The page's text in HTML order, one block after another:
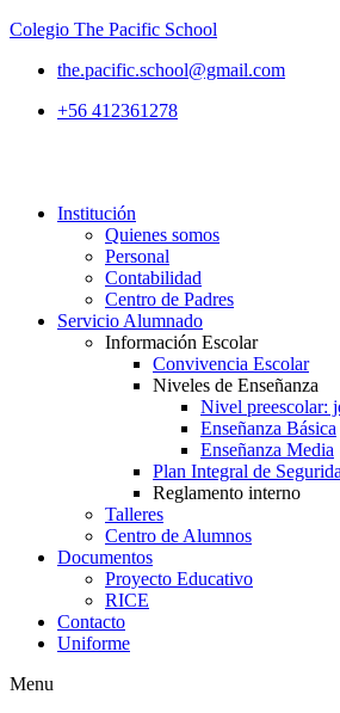
Colegio The Pacific School
the.pacific.school@gmail.com
+56 412361278
Institución
Quienes somos
Personal
Contabilidad
Centro de Padres
Servicio Alumnado
Información Escolar
Convivencia Escolar
Niveles de Enseñanza
Nivel preescolar:
Enseñanza Básica
Enseñanza Media
Plan Integral de
Reglamento interno
Talleres
Centro de Alumnos
Documentos
Proyecto Educativo
RICE
Contacto
Uniforme
Menu